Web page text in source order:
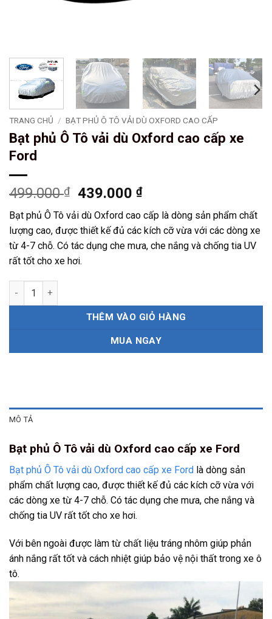
TRANG CHỦ / BẠT PHỦ Ô TÔ VẢI DÙ OXFORD CAO CẤP
Bạt phủ Ô Tô vải dù Oxford cao cấp xe
Ford
499.000₫
Giá
gốc
là:
499.000 ₫.
439.000₫Giá
hiện
tại
là:
439.000 ₫.
Bạt phủ Ô Tô vải dù Oxford cao cấp là dòng sản phẩm chất
lượng cao, được thiết kế đủ các kích cỡ vừa với các dòng xe
từ 4-7 chỗ. Có tác dụng che mưa, che nắng và chống tia UV
rất tốt cho xe hơi.
Bạt phủ Ô Tô vải dù Oxford cao cấp xe Ford số lượng
THÊM VÀO GIỎ HÀNG
MUA NGAY
MÔ TẢ
Bạt phủ Ô Tô vải dù Oxford cao cấp xe Ford
Bạt phủ Ô Tô vải dù Oxford cao cấp xe Ford là dòng sản
phẩm chất lượng cao, được thiết kế đủ các kích cỡ vừa với
các dòng xe từ 4-7 chỗ. Có tác dụng che mưa, che nắng và
chống tia UV rất tốt cho xe hơi.
Với bên ngoài được làm từ chất liệu tráng nhôm giúp phản
ánh nắng rất tốt và cách nhiệt giúp bảo vệ nội thất trong xe ô
tô.